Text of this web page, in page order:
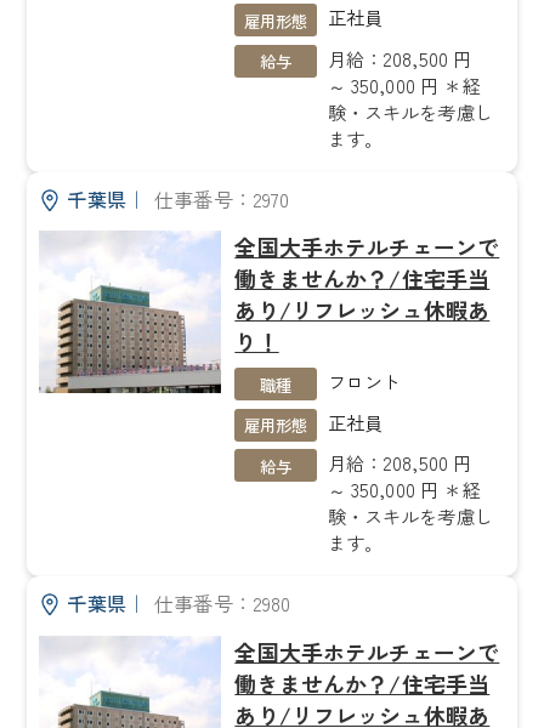
雇用形態 正社員
給与
月給：208,500 円
～ 350,000 円 ＊経
験・スキルを考慮し
ます。
千葉県｜ 仕事番号：2970
全国大手ホテルチェーンで
働きませんか？/住宅手当
あり/リフレッシュ休暇あ
り！
職種 フロント
雇用形態 正社員
給与
月給：208,500 円
～ 350,000 円 ＊経
験・スキルを考慮し
ます。
千葉県｜ 仕事番号：2980
全国大手ホテルチェーンで
働きませんか？/住宅手当
あり/リフレッシュ休暇あ